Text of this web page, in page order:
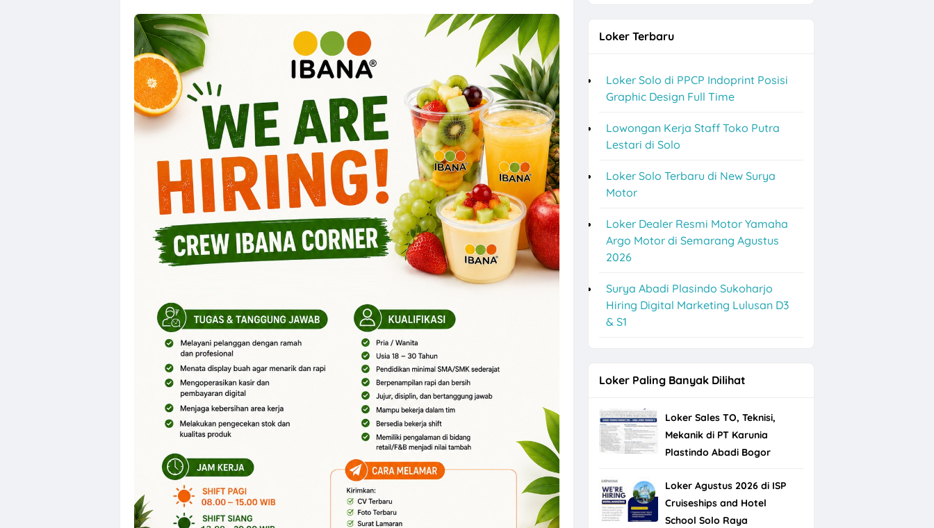
Loker Solo Raya Crew Dapur, Personal Hygiene, Staff TAF, dll di CV Pesta Abadi
Loker Klaten, Sukoharjo, Surakarta Posisi Field Collector PT Bina Artha Ventura
Loker Sukoharjo untuk 2 Posisi di Chery Solo Baru (PT Pradipta Cakra Buana)
Lowongan Kerja Anak Panah Kopi Yogyakarta untuk 2 Posisi
Loker QC, PPIC, Operator Flexo di PT Quark Quality Pack Semarang
Loker Crew Store di TIANLALA Ice Cream, Tea & Coffee Gatot Subroto Solo
Lowongan Kerja Part Time Semarang di W3GG
Loker Human Resource & General Affairs di Plamongan Indah Learning Center Demak
Loker Semarang Driver di PT Sumberdaya Dian Mandiri
Loker Sleman di PT Bigga Damai Utama Bulan Agustus 2026
Loker Solo Raya Minimal Lulusan SMK di Niagara Kosmetik
OSS BSB Semarang Hiring Helper, Driver, Staff Admin Toko
Loker Terbaru
Loker Solo di PPCP Indoprint Posisi
Graphic Design Full Time
Lowongan Kerja Staff Toko Putra
Lestari di Solo
Loker Solo Terbaru di New Surya
Motor
Loker Dealer Resmi Motor Yamaha
Argo Motor di Semarang Agustus
2026
Surya Abadi Plasindo Sukoharjo
Hiring Digital Marketing Lulusan D3
& S1
Loker Paling Banyak Dilihat
Loker Sales TO, Teknisi,
Mekanik di PT Karunia
Plastindo Abadi Bogor
Loker Agustus 2026 di ISP
Cruiseships and Hotel
School Solo Raya